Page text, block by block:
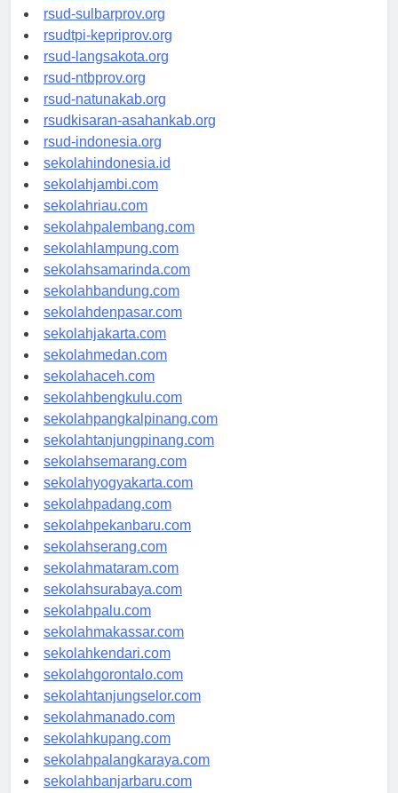
rsud-brebeskab.org
rsud-sulbarprov.org
rsudtpi-kepriprov.org
rsud-langsakota.org
rsud-ntbprov.org
rsud-natunakab.org
rsudkisaran-asahankab.org
rsud-indonesia.org
sekolahindonesia.id
sekolahjambi.com
sekolahriau.com
sekolahpalembang.com
sekolahlampung.com
sekolahsamarinda.com
sekolahbandung.com
sekolahdenpasar.com
sekolahjakarta.com
sekolahmedan.com
sekolahaceh.com
sekolahbengkulu.com
sekolahpangkalpinang.com
sekolahtanjungpinang.com
sekolahsemarang.com
sekolahyogyakarta.com
sekolahpadang.com
sekolahpekanbaru.com
sekolahserang.com
sekolahmataram.com
sekolahsurabaya.com
sekolahpalu.com
sekolahmakassar.com
sekolahkendari.com
sekolahgorontalo.com
sekolahtanjungselor.com
sekolahmanado.com
sekolahkupang.com
sekolahpalangkaraya.com